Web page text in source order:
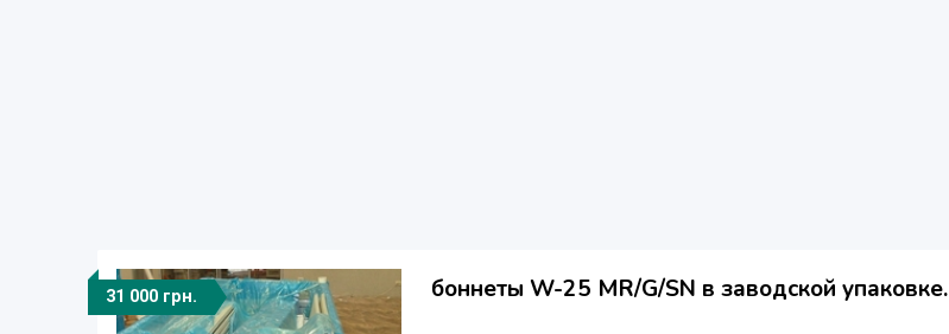
31 000 грн. боннеты W-25 MR/G/SN в заводской упаковке.